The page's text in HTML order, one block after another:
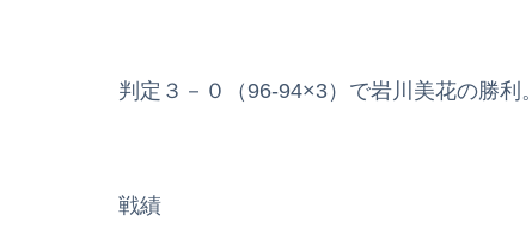
判定３－０（96-94×3）で岩川美花の勝利。
戦績